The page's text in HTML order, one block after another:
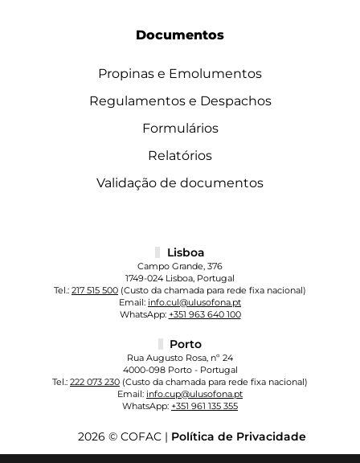
Documentos
Propinas e Emolumentos
Regulamentos e Despachos
Formulários
Relatórios
Validação de documentos
Lisboa
Campo Grande, 376
1749-024 Lisboa, Portugal
Tel.: 217 515 500 (Custo da chamada para rede fixa nacional)
Email: info.cul@ulusofona.pt
WhatsApp: +351 963 640 100
Porto
Rua Augusto Rosa, nº 24
4000-098 Porto - Portugal
Tel.: 222 073 230 (Custo da chamada para rede fixa nacional)
Email: info.cup@ulusofona.pt
WhatsApp: +351 961 135 355
2026 © COFAC | Política de Privacidade